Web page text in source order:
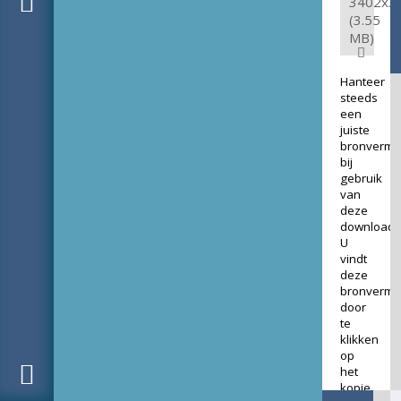
(3.55
MB)
Hanteer
steeds
een
juiste
bij
gebruik
van
deze
download.
U
vindt
deze
door
te
klikken
op
het
kopje